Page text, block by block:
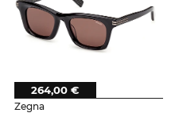
Zegna
264,00 €